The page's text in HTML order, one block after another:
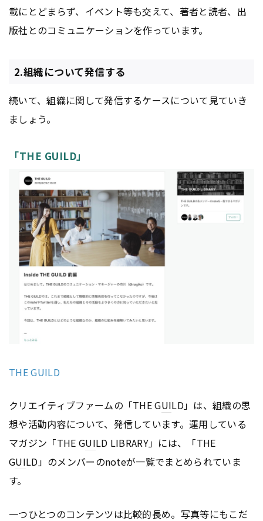
載にとどまらず、イベント等も交えて、著者と読者、出
版社とのコミュニケーションを作っています。
2.組織について発信する
続いて、組織に関して発信するケースについて見ていき
ましょう。
「THE GUILD」
THE GUILD
クリエイティブファームの「THE GUILD」は、組織の思
想や活動内容について、発信しています。運用している
マガジン「THE GUILD LIBRARY」には、「THE
GUILD」のメンバーのnoteが一覧でまとめられていま
す。
一つひとつのコンテンツは比較的長め。写真等にもこだ